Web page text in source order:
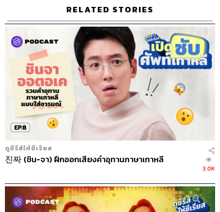
ABOUT THE HOST
ดูซีรีส์ให้ซีเรียส
นักดูซีรีส์แบบจริงจัง สนใจทุกเรื่องราวที่ซ่อน
อยู่ในแต่ละฉาก สนุกกับการจับประเด็นต่างๆ
มาคุยกันแบบซีเรียส โดยเฉพาะซีรีส์เกาหลีที่
ABOUT THE HOST
RELATED STORIES
ดูซีรีส์ให้ซีเรียส
진짜 (ชิน-จา) ฝึกออกเสียงคำอุทานภาษาเกาหลี
3.0K